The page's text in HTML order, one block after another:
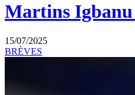
Martins Igbanu
15/07/2025
BRÈVES